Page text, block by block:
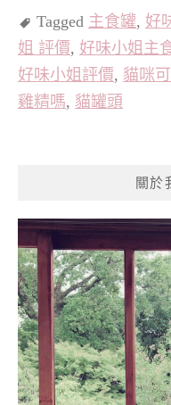
Tagged 主食罐, 好
姐 評價, 好味小姐主
好味小姐評價, 貓咪
雞精嗎, 貓罐頭
關於